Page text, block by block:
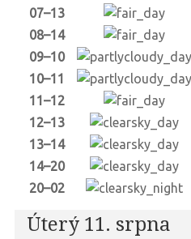
07–13
08–14
09–10
10–11
11–12
12–13
13–14
14–20
20–02
Úterý 11. srpna